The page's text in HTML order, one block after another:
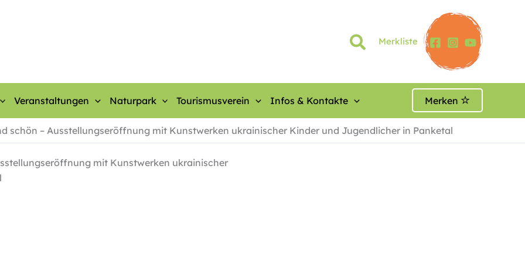
Merkliste
Veranstaltungen Naturpark Tourismusverein Infos & Kontakte Merken
schön – Ausstellungseröffnung mit Kunstwerken ukrainischer Kinder und Jugendlicher in Panketal
mit Kunstwerken ukrainischer